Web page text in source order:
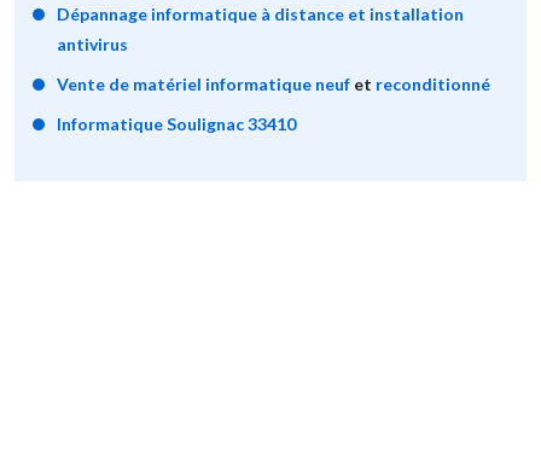
Dépannage informatique à distance et installation
antivirus
Vente de matériel informatique neuf et reconditionné
Informatique Soulignac 33410